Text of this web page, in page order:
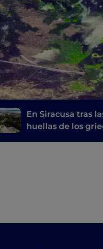
En Siracusa tras
huellas de los